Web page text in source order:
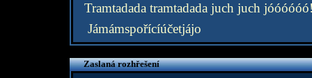
Tramtadada tramtadada juch juch
Jámámspořícíúčetjájo
Zaslaná rozhřešení